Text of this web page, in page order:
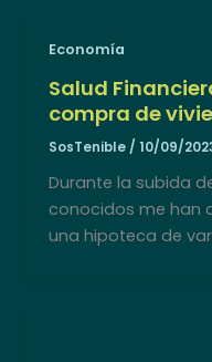
Economía
Salud
compra de
SosTenible /10/09/
Durante la subida
conocidos me han
una hipoteca de